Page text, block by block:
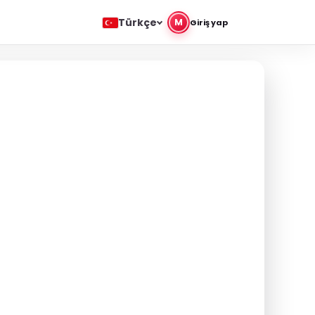
Türkçe M Giriş yap